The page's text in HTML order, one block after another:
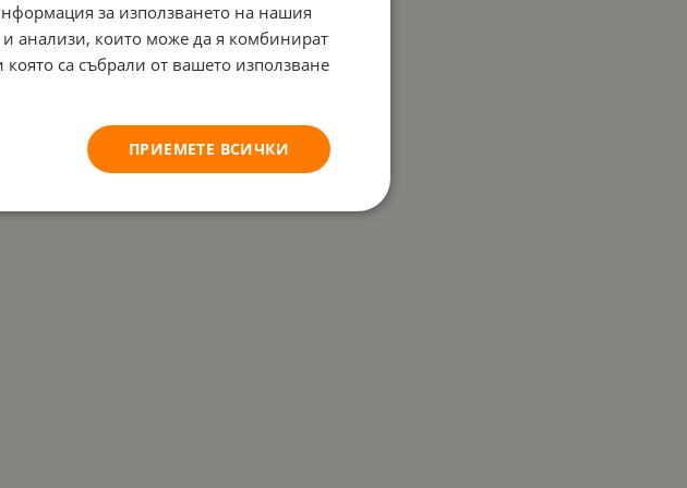
за използването на нашия
анализи, които може да я комбинират
са събрали от вашето използване
ПРИЕМЕТЕ ВСИЧКИ